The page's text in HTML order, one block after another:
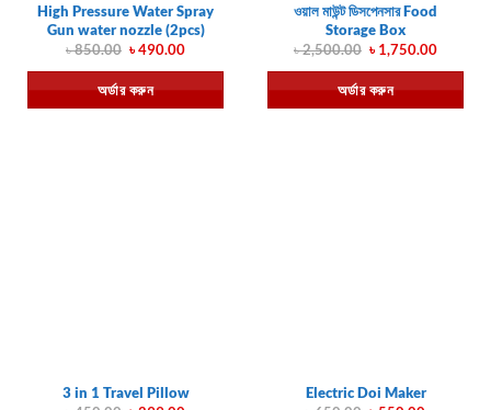
High Pressure Water Spray
Gun water nozzle (2pcs)
৳850.00 Original
was:
৳ 850.00.
৳490.00Current
is:
৳ 490.00.
অর্ডার করুন
ওয়াল মাউন্ট ডিসপেনসার Food
Storage Box
৳2,500.00 Original
price
was:
৳ 2,500.00.
৳1,750.00Current
is:
৳
অর্ডার করুন
3 in 1 Travel Pillow
Electric Doi Maker